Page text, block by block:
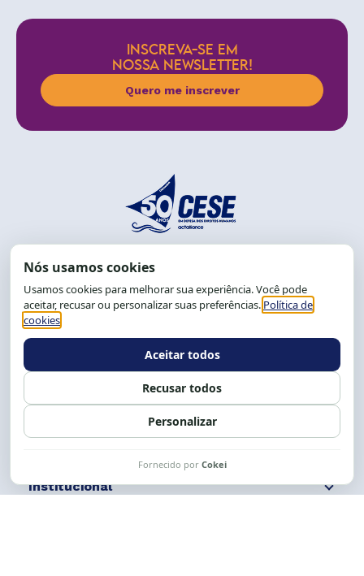
INSCREVA-SE EM
NOSSA NEWSLETTER!
Quero me inscrever
End.: R. da Graça, 150. Graça
CEP: 40.150-055
Salvador-BA, Brasil.
Tel.: (71) 2104-5457, Cel.: (71) 9 9239-2104 ou 2105
Expediente: 8h às 12h e 13 às 17h.
Siga nossas redes Fale conosco
Institucional